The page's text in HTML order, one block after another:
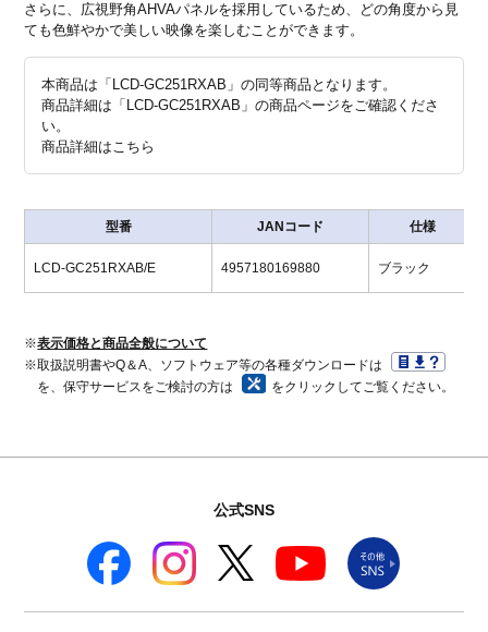
さらに、広視野角AHVAパネルを採用しているため、どの角度から見
ても色鮮やかで美しい映像を楽しむことができます。
本商品は「LCD-GC251RXAB」の同等商品となります。
商品詳細は「LCD-GC251RXAB」の商品ページをご確認くださ
い。
商品詳細はこちら
型番 JANコード 仕様
LCD-GC251RXAB/E 4957180169880 ブラック
※表示価格と商品全般について
※取扱説明書やQ＆A、ソフトウェア等の各種ダウンロードは
を、保守サービスをご検討の方は
をクリックしてご覧ください。
公式SNS